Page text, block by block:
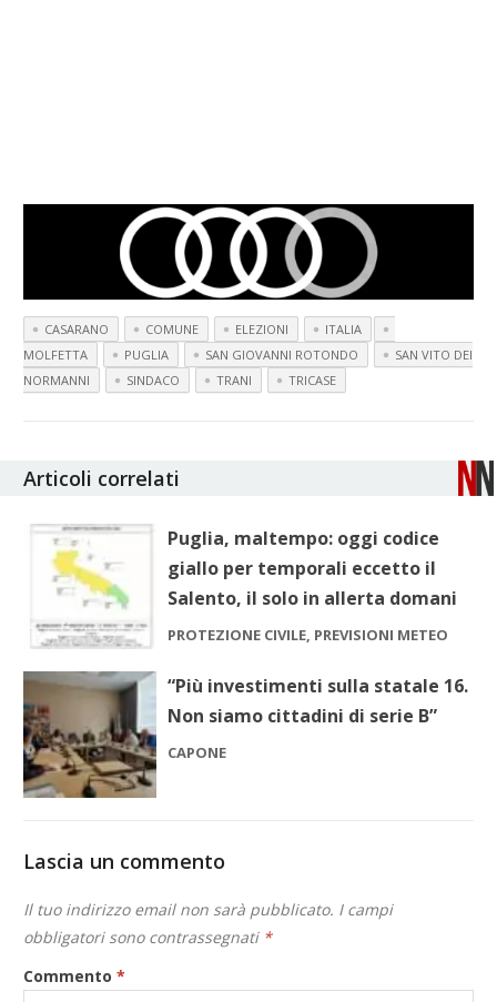
CASARANO COMUNE ELEZIONI
ITALIA
MOLFETTA
PUGLIA SAN GIOVANNI ROTONDO
SAN VITO DEI
NORMANNI
SINDACO TRANI TRICASE
Articoli correlati
Puglia, maltempo: oggi codice
giallo per temporali eccetto il
Salento, il solo in allerta domani
PROTEZIONE CIVILE, PREVISIONI METEO
“Più investimenti sulla statale 16.
Non siamo cittadini di serie B”
CAPONE
Lascia un commento
Il tuo indirizzo email non sarà pubblicato. I campi
obbligatori sono contrassegnati *
Commento*